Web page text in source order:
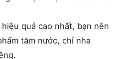
quả cao nhất, bạn nên
tăm nước, chỉ nha